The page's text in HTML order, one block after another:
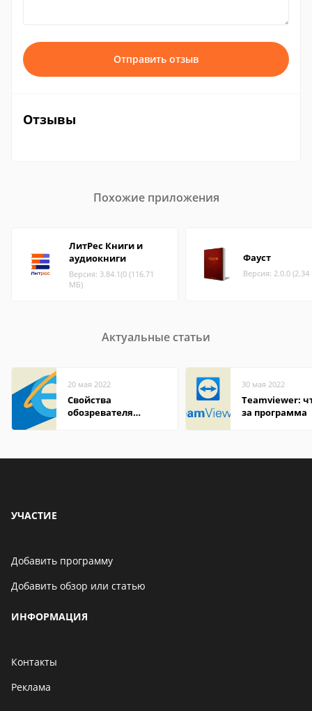
Отправить отзыв
Отзывы
Похожие приложения
ЛитРес Книги и
аудиокниги
Версия: 3.84.1(0 (116.71
МБ)
Фауст
Версия: 2.0.0
Актуальные статьи
20 мая 2022
Свойства
обозревателя
30 мая 2022
Teamviewer:
за программа
УЧАСТИЕ
Добавить программу
Добавить обзор или статью
ИНФОРМАЦИЯ
Контакты
Реклама